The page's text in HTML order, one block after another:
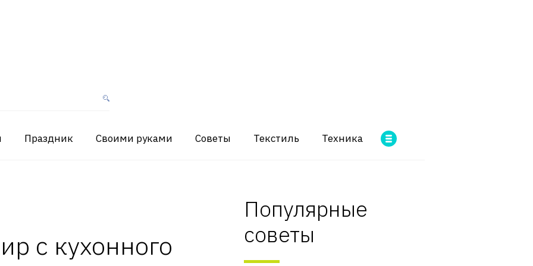
Праздник Своими руками Советы Текстиль Техника
с кухонного
Популярные
советы